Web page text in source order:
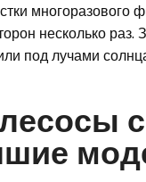
многоразового
несколько
под лучами
с